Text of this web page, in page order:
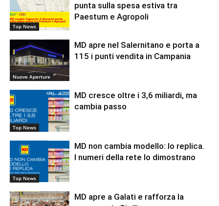
Top News
punta sulla spesa estiva tra
Paestum e Agropoli
Nuove Aperture
MD apre nel Salernitano e porta a
115 i punti vendita in Campania
Top News
MD cresce oltre i 3,6 miliardi, ma
cambia passo
Top News
MD non cambia modello: lo replica.
I numeri della rete lo dimostrano
MD apre a Galati e rafforza la